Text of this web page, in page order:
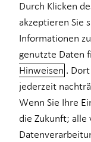
Impressum
Datenschutz
Cookie-Einstellungen
Beschwerdedialog
Transparenzhinweis
www.horbach.de
Durch Klicken
akzeptieren Sie
Informationen
genutzte Daten
Hinweisen .
jederzeit
Wenn Sie Ihre
die Zukunft; alle